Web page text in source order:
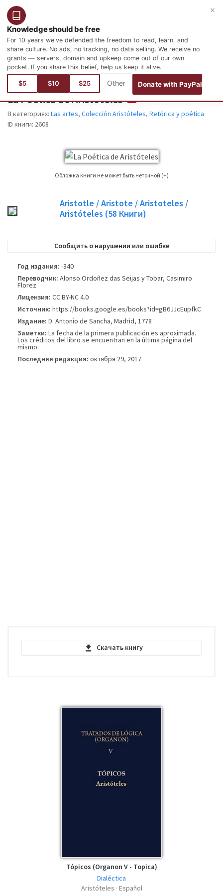
Русский
Knowledge should be free
For 10 years we've defended the freedom to read, learn, and
share culture. No ads, no tracking, no data selling. We receive no
grants — servers, domain and upkeep come out of our own
pocket. If you share this belief, help us keep it alive.
$5 $10 $25 Donate with PayPal
×
Вы здесь:языки Испанский Letras Las artes
La Poética de Aristóteles ESPAÑOL
В категориях: Las artes, Colección Aristóteles, Retórica y poética
ID книги: 2608
Обложка книги не может быть неточной (+)
публикуется. Пожалуйста, учитывайте это только в качестве опорного
изображения, не всегда точно обложка книги, используемой в
Aristotle / Aristote / Aristoteles /
Aristóteles (58 Книги)
Сообщить о нарушении или ошибке
Год издания: -340
Переводчик: Alonso Ordoñez das Seijas y Tobar, Casimiro
Florez
Лицензия: CC BY-NC 4.0
Источник: https://books.google.es/books?id=gB6JJcEupfkC
Издание: D. Antonio de Sancha, Madrid, 1778
Заметки: La fecha de la primera publicación es aproximada.
Los créditos del libro se encuentran en la última página del
mismo.
Последняя редакция: октября 29, 2017
Скачать книгу
Tópicos (Organon V - Topica)
Dialéctica
Aristóteles · Español